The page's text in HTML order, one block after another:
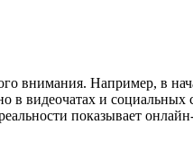
внимания. Например, в
видеочатах и
показывает